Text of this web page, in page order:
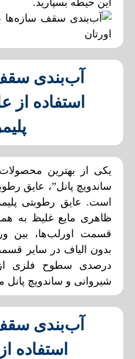
آب‌بندی
استفاده از
یکی از بهترین
ساندویچ پانل”، عایق
است. عایق رطوبتی
ظاهری مایع غلیظ به
قسمت اورلب‌ها، بین
درصدی سطوح فلزی از
شیروانی و ساندویچ
آب‌بندی
استفاده